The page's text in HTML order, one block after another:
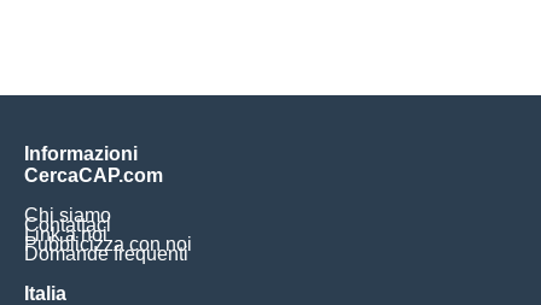
Informazioni
CercaCAP.com
Chi siamo
Contattaci
Link a noi
Pubblicizza con noi
Domande frequenti
Italia